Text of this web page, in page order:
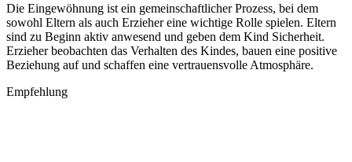
Die Eingewöhnung ist ein gemeinschaftlicher Prozess, bei dem
sowohl Eltern als auch Erzieher eine wichtige Rolle spielen. Eltern
sind zu Beginn aktiv anwesend und geben dem Kind Sicherheit.
Erzieher beobachten das Verhalten des Kindes, bauen eine positive
Beziehung auf und schaffen eine vertrauensvolle Atmosphäre.
Empfehlung